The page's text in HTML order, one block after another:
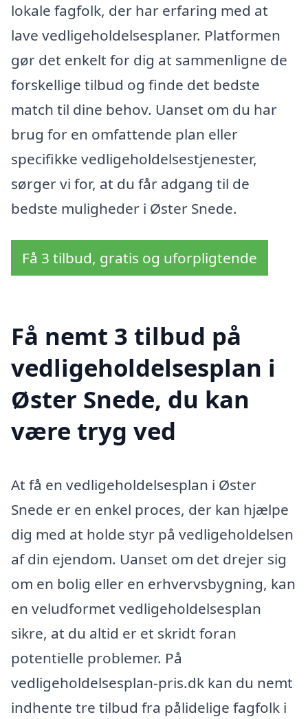
lokale fagfolk, der har erfaring med at
lave vedligeholdelsesplaner. Platformen
gør det enkelt for dig at sammenligne de
forskellige tilbud og finde det bedste
match til dine behov. Uanset om du har
brug for en omfattende plan eller
specifikke vedligeholdelsestjenester,
sørger vi for, at du får adgang til de
bedste muligheder i Øster Snede.
Få 3 tilbud, gratis og uforpligtende
Få nemt 3 tilbud på
vedligeholdelsesplan i
Øster Snede, du kan
være tryg ved
At få en vedligeholdelsesplan i Øster
Snede er en enkel proces, der kan hjælpe
dig med at holde styr på vedligeholdelsen
af din ejendom. Uanset om det drejer sig
om en bolig eller en erhvervsbygning, kan
en veludformet vedligeholdelsesplan
sikre, at du altid er et skridt foran
potentielle problemer. På
vedligeholdelsesplan-pris.dk kan du nemt
indhente tre tilbud fra pålidelige fagfolk i